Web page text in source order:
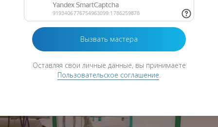
Оставляя свои личные данные, вы принимаете
Пользовательское соглашение.